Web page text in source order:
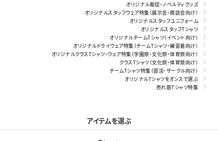
オリジナル販促・ノベルティグッズ
オリジナルスタッフウェア特集（展示会・商談会向け）
オリジナルスタッフユニフォーム
オリジナルスタッフTシャツ
オリジナルチームTシャツ（イベント向け）
オリジナルドライウェア特集（チームTシャツ・練習着向け）
オリジナルクラスTシャツ・ウェア特集（学園祭・文化祭・体育祭向け）
クラスTシャツ（文化祭・体育祭向け）
チームTシャツ特集（部活・サークル向け）
オリジナルTシャツをオンスで選ぶ
売れ筋Tシャツ特集
アイテムを選ぶ